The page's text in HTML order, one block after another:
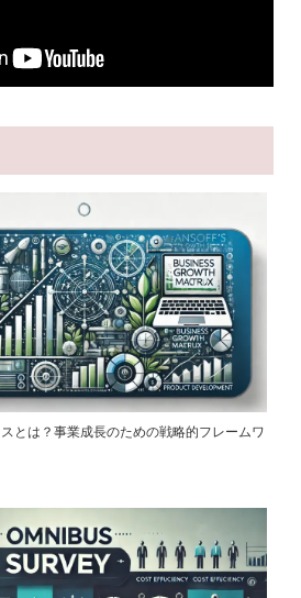
とは？事業成長のための戦略的フレームワ